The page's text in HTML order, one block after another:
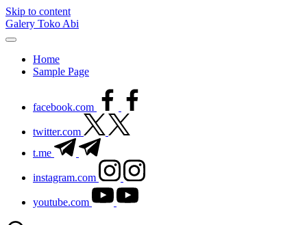
Skip to content
Galery Toko Abi
Home
Sample Page
facebook.com
twitter.com
t.me
instagram.com
youtube.com